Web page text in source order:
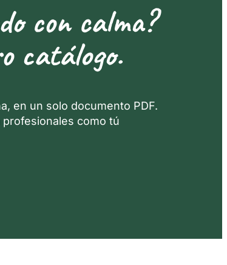
con calma?
catálogo.
en un solo documento PDF.
como tú